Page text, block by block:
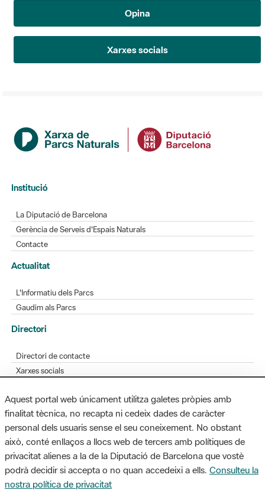
Xarxes socials
Institució
Gerència de Serveis d'Espais Naturals
Actualitat
L'Informatiu dels Parcs
Gaudim als Parcs
Directori de contacte
Xarxes socials
Bústia de suggeriments
Opineu sobre els parcs
MAPA WEB AVÍS LEGAL ACCESSIBILITAT
Diputació de Barcelona. Edifici Llacuna, 1a planta. Badajoz, 49. 08005
Barcelona. Tel. 934 022 428 / xarxaparcs@diba.cat
Aquest portal web únicament utilitza galetes pròpies amb
finalitat tècnica, no recapta ni cedeix dades de caràcter
personal dels usuaris sense el seu coneixement. No obstant
això, conté enllaços a llocs web de tercers amb polítiques de
privacitat alienes a la de la Diputació de Barcelona que vostè
podrà decidir si accepta o no quan accedeixi a ells. Consulteu la
nostra política de privacitat